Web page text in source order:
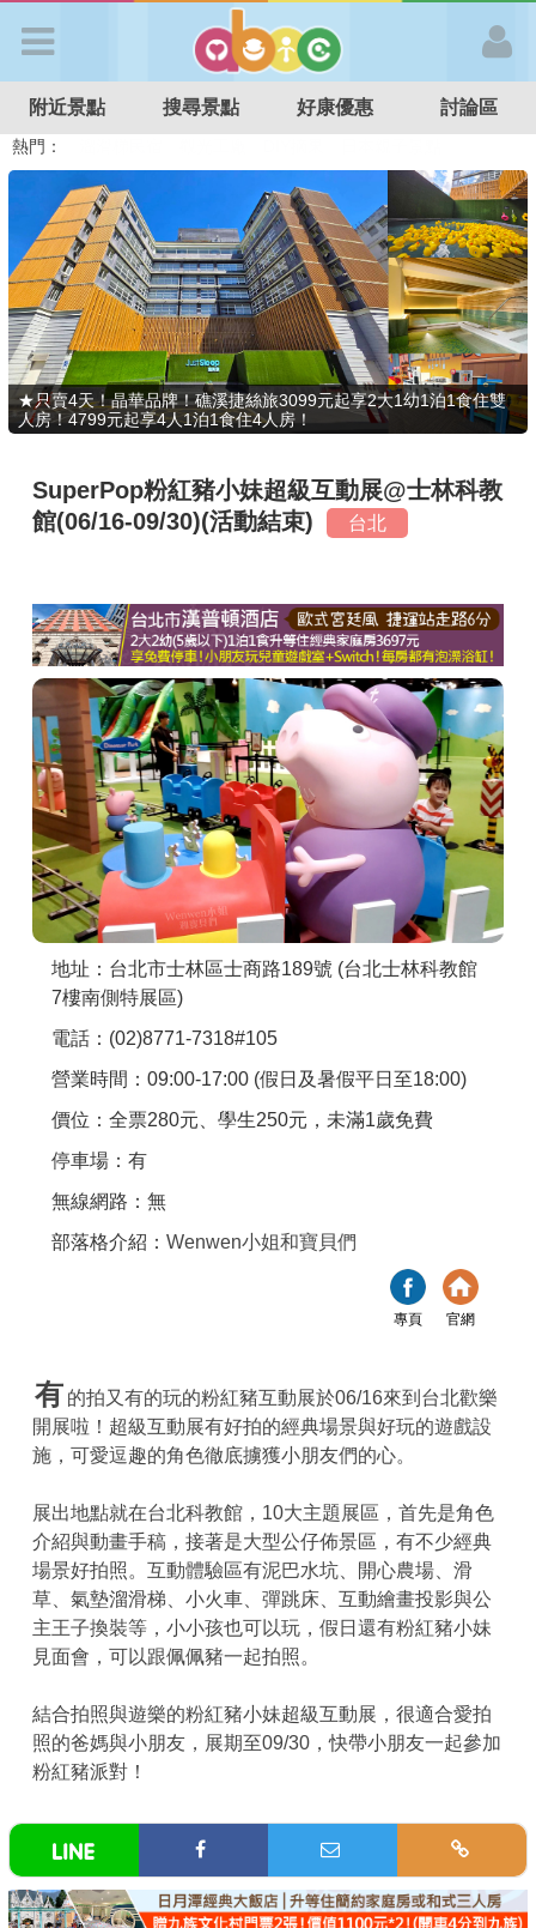
APP登入
首 頁
搜尋景點
好康優惠
最新消息
最新留言
推薦景點
討論區
聯絡我們
APP下載
附近景點 搜尋景點 好康優惠 討論區
熱門：
特色遊戲場
親子住房優惠 台北親子餐廳 溫泉泡湯SPA
★只賣4天！晶華品牌！礁溪捷絲旅3099元起享2大1幼1泊1食住雙
人房！4799元起享4人1泊1食住4人房！
SuperPop粉紅豬小妹超級互動展@士林科教
館(06/16-09/30)(活動結束)
台北
地址：台北市士林區士商路189號 (台北士林科教館
7樓南側特展區)
電話：(02)8771-7318#105
營業時間：09:00-17:00 (假日及暑假平日至18:00)
價位：全票280元、學生250元，未滿1歲免費
停車場：有
無線網路：無
部落格介紹： Wenwen小姐和寶貝們
專頁 官網
有 的拍又有的玩的粉紅豬互動展於06/16來到台北歡樂
開展啦！超級互動展有好拍的經典場景與好玩的遊戲設
施，可愛逗趣的角色徹底擄獲小朋友們的心。
展出地點就在台北科教館，10大主題展區，首先是角色
介紹與動畫手稿，接著是大型公仔佈景區，有不少經典
場景好拍照。互動體驗區有泥巴水坑、開心農場、滑
草、氣墊溜滑梯、小火車、彈跳床、互動繪畫投影與公
主王子換裝等，小小孩也可以玩，假日還有粉紅豬小妹
見面會，可以跟佩佩豬一起拍照。
結合拍照與遊樂的粉紅豬小妹超級互動展，很適合愛拍
照的爸媽與小朋友，展期至09/30，快帶小朋友一起參加
粉紅豬派對！